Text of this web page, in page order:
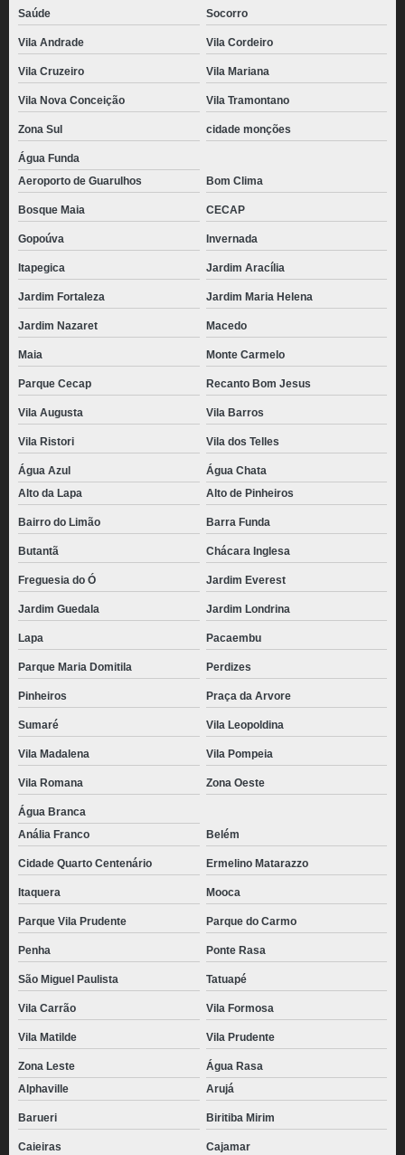
Saúde Socorro
Vila Andrade Vila Cordeiro
Vila Cruzeiro Vila Mariana
Vila Nova Conceição Vila Tramontano
Zona Sul cidade monções
Água Funda
Aeroporto de Guarulhos
Bom Clima
Bosque Maia CECAP
Gopoúva Invernada
Itapegica Jardim Aracília
Jardim Fortaleza Jardim Maria Helena
Jardim Nazaret Macedo
Maia Monte Carmelo
Parque Cecap Recanto Bom Jesus
Vila Augusta Vila Barros
Vila Ristori Vila dos Telles
Água Azul
Água Chata
Alto da Lapa
Alto de Pinheiros
Bairro do Limão Barra Funda
Butantã Chácara Inglesa
Freguesia do Ó Jardim Everest
Jardim Guedala Jardim Londrina
Lapa Pacaembu
Parque Maria Domitila Perdizes
Pinheiros Praça da Arvore
Sumaré Vila Leopoldina
Vila Madalena Vila Pompeia
Vila Romana Zona Oeste
Água Branca
Anália Franco
Belém
Cidade Quarto Centenário Ermelino Matarazzo
Itaquera Mooca
Parque Vila Prudente Parque do Carmo
Penha Ponte Rasa
São Miguel Paulista Tatuapé
Vila Carrão Vila Formosa
Vila Matilde Vila Prudente
Zona Leste
Água Rasa
Alphaville
Arujá
Barueri Biritiba Mirim
Caieiras Cajamar